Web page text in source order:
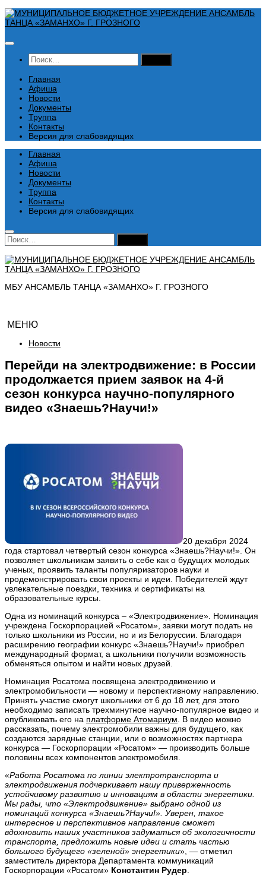
Перейти
к
Найти:
Главная
Афиша
Новости
Документы
Труппа
Контакты
Версия для слабовидящих
Главная
Афиша
Новости
Документы
Труппа
Контакты
Версия для слабовидящих
Найти:
МБУ АНСАМБЛЬ ТАНЦА «ЗАМАНХО» Г. ГРОЗНОГО
МЕНЮ
Новости
Перейди на электродвижение: в России
продолжается прием заявок на 4-й
сезон конкурса научно-популярного
видео «Знаешь?Научи!»
20 декабря 2024
года стартовал четвертый сезон конкурса «Знаешь?Научи!». Он
позволяет школьникам заявить о себе как о будущих молодых
ученых, проявить таланты популяризаторов науки и
продемонстрировать свои проекты и идеи. Победителей ждут
увлекательные поездки, техника и сертификаты на
образовательные курсы.
Одна из номинаций конкурса – «Электродвижение». Номинация
учреждена Госкорпорацией «Росатом», заявки могут подать не
только школьники из России, но и из Белоруссии. Благодаря
расширению географии конкурс «Знаешь?Научи!» приобрел
международный формат, а школьники получили возможность
обменяться опытом и найти новых друзей.
Номинация Росатома посвящена электродвижению и
электромобильности — новому и перспективному направлению.
Принять участие смогут школьники от 6 до 18 лет, для этого
необходимо записать трехминутное научно-популярное видео и
опубликовать его на платформе Атомариум . В видео можно
рассказать, почему электромобили важны для будущего, как
создаются зарядные станции, или о возможностях партнера
конкурса — Госкорпорации «Росатом» — производить больше
половины всех компонентов электромобиля.
«Работа Росатома по линии электротранспорта и
электродвижения подчеркивает нашу приверженность
устойчивому развитию и инновациям в области энергетики.
Мы рады, что «Электродвижение» выбрано одной из
номинаций конкурса «Знаешь?Научи!». Уверен, такое
интересное и перспективное направление сможет
вдохновить наших участников задуматься об экологичности
транспорта, предложить новые идеи и стать частью
большого будущего «зеленой» энергетики», — отметил
заместитель директора Департамента коммуникаций
Госкорпорации «Росатом» Константин Рудер.